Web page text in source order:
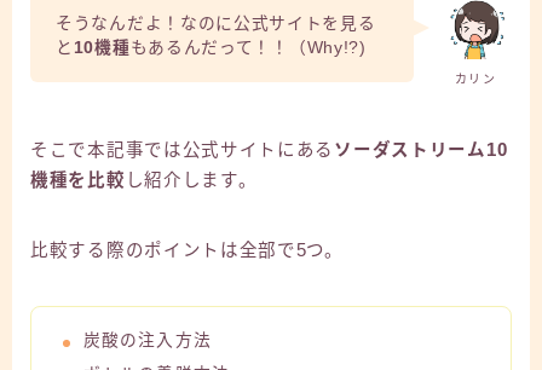
カリン
そうなんだよ！なのに公式サイトを見る
と 10機種 もあるんだって！！（Why!?)
そこで本記事では公式サイトにある ソーダストリーム10
機種を比較 し紹介します。
比較する際のポイントは全部で5つ。
炭酸の注入方法